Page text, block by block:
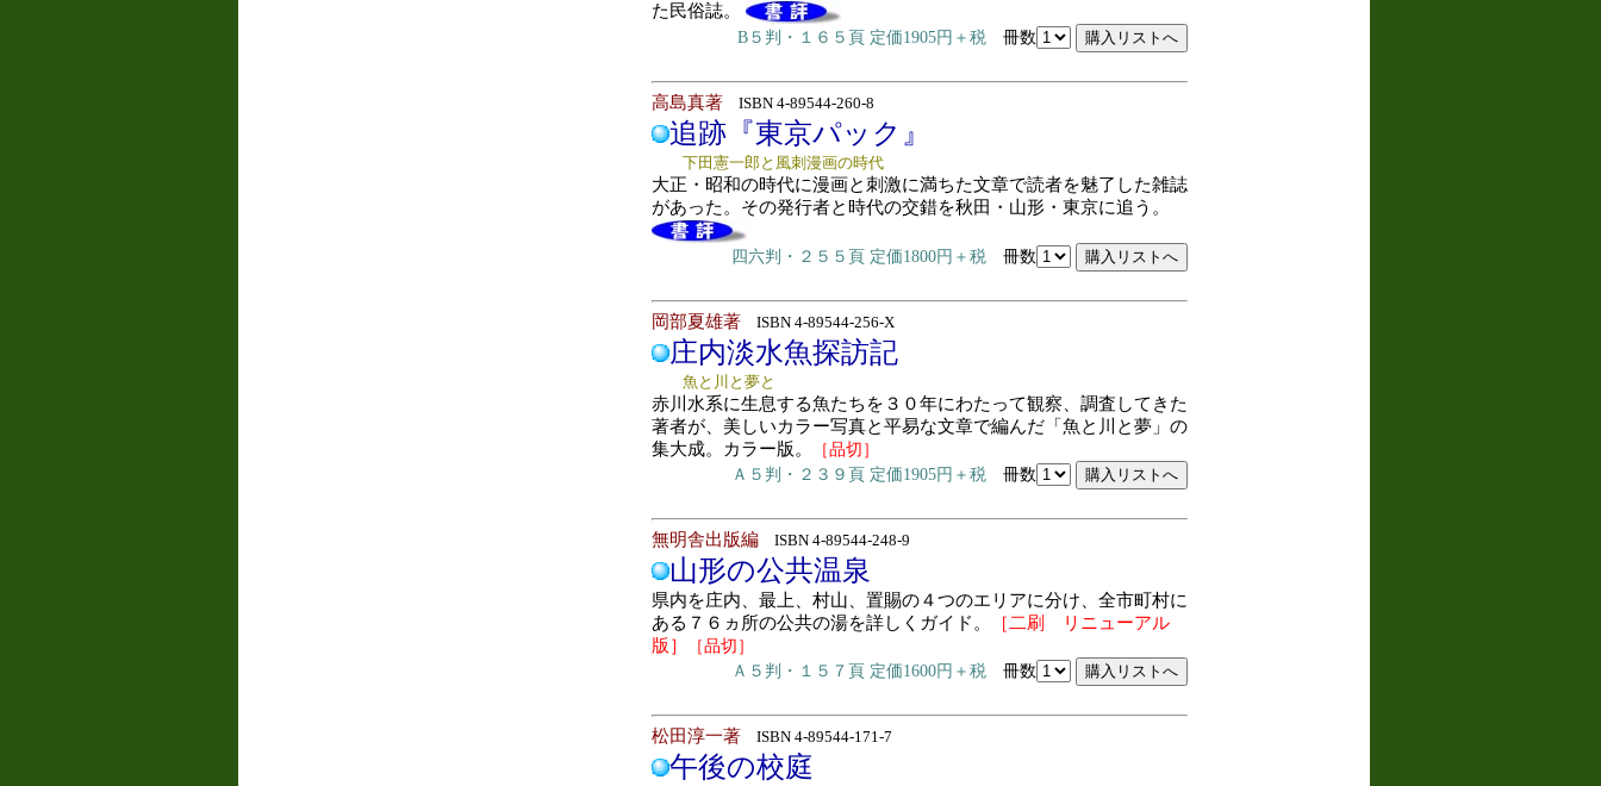
た民俗誌。
B５判・１６５頁 定価1905円＋税 冊数
高島真著 ISBN 4-89544-260-8
追跡『東京パック』
下田憲一郎と風刺漫画の時代
大正・昭和の時代に漫画と刺激に満ちた文章で読者を魅了した雑誌
があった。その発行者と時代の交錯を秋田・山形・東京に追う。
四六判・２５５頁 定価1800円＋税 冊数
岡部夏雄著 ISBN 4-89544-256-X
庄内淡水魚探訪記
魚と川と夢と
赤川水系に生息する魚たちを３０年にわたって観察、調査してきた
著者が、美しいカラー写真と平易な文章で編んだ「魚と川と夢」の
集大成。カラー版。
［品切］
Ａ５判・２３９頁 定価1905円＋税 冊数
無明舎出版編 ISBN 4-89544-248-9
山形の公共温泉
県内を庄内、最上、村山、置賜の４つのエリアに分け、全市町村に
ある７６ヵ所の公共の湯を詳しくガイド。
［二刷 リニューアル
版］
［品切］
Ａ５判・１５７頁 定価1600円＋税 冊数
松田淳一著 ISBN 4-89544-171-7
午後の校庭